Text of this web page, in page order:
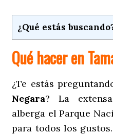
¿Qué estás
Qué hacer en
¿Te estás
Negara? La
alberga el Parque
para todos los